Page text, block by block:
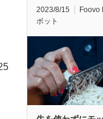
2023/8/15 Foovo
ボット